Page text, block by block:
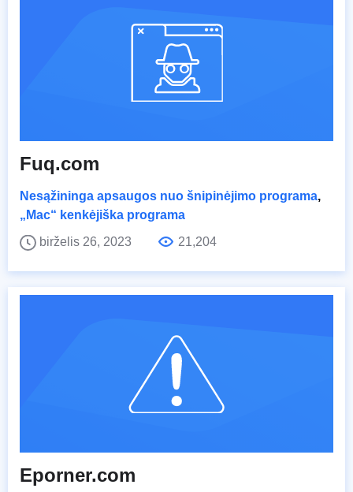
Fuq.com
Nesąžininga apsaugos nuo šnipinėjimo programa,
„Mac“ kenkėjiška programa
birželis 26, 2023
21,204
Eporner.com